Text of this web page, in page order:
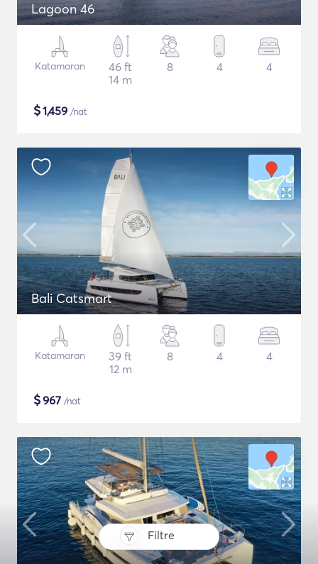
Filtre
Lagoon 46
Katamaran
46 ft
14 m
8 4 4
$1,459 /nat
Bali Catsmart
Katamaran
39 ft
12 m
8 4 4
$967 /nat